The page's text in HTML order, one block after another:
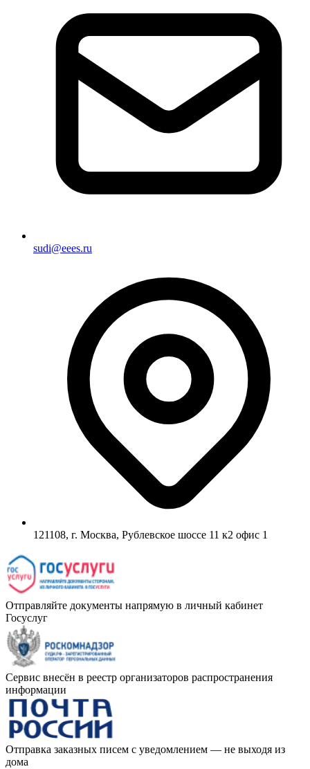
sudi@eees.ru
121108, г. Москва, Рублевское шоссе 11 к2 офис 1
Отправляйте документы напрямую в личный кабинет
Госуслуг
Сервис внесён в реестр организаторов распространения
информации
Отправка заказных писем с уведомлением — не выходя из
дома